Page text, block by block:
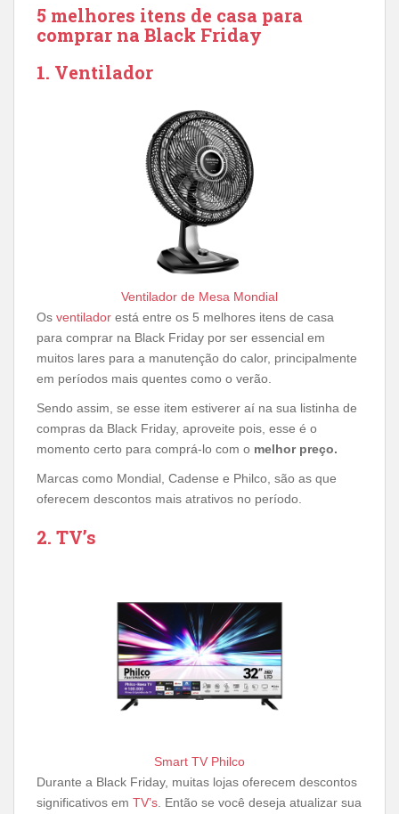
5 melhores itens de casa para
comprar na Black Friday
1. Ventilador
Ventilador de Mesa Mondial
Os ventilador está entre os 5 melhores itens de casa
para comprar na Black Friday por ser essencial em
muitos lares para a manutenção do calor, principalmente
em períodos mais quentes como o verão.
Sendo assim, se esse item estiverer aí na sua listinha de
compras da Black Friday, aproveite pois, esse é o
momento certo para comprá-lo com o melhor preço.
Marcas como Mondial, Cadense e Philco, são as que
oferecem descontos mais atrativos no período.
2. TV’s
Smart TV Philco
Durante a Black Friday, muitas lojas oferecem descontos
significativos em TV’s . Então se você deseja atualizar sua